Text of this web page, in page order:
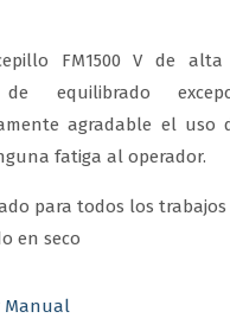
FM1500 V de
de equilibrado
agradable el uso
fatiga al operador.
para todos los
en seco
Manual